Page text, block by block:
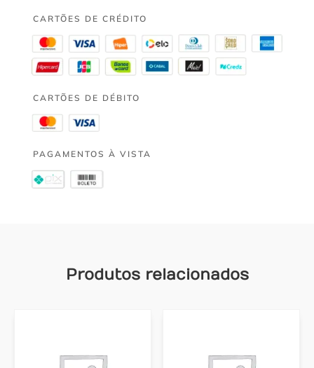
CARTÕES DE CRÉDITO
CARTÕES DE DÉBITO
PAGAMENTOS À VISTA
Produtos relacionados